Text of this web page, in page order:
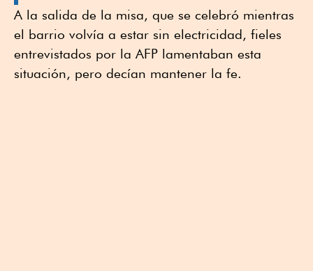
A la salida de la misa, que se celebró mientras
el barrio volvía a estar sin electricidad, fieles
entrevistados por la AFP lamentaban esta
situación, pero decían mantener la fe.